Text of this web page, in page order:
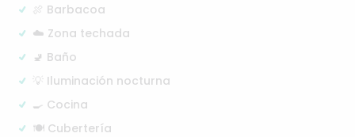
🍖 Barbacoa
☁️ Zona techada
🚽 Baño
💡 Iluminación nocturna
🍳 Cocina
🍽️ Cubertería